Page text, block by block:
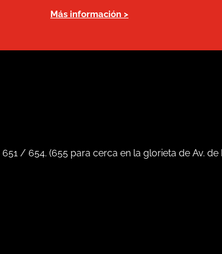
Más información >
651 / 654. (655 para cerca en la glorieta de Av. de